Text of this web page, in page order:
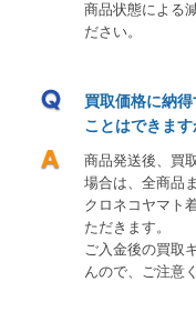
商品状態による
ださい。
買取価格に納
ことはできます
商品発送後、買
場合は、全商品
クロネコヤマト
ただきます。
ご入金後の買取
んので、ご注意